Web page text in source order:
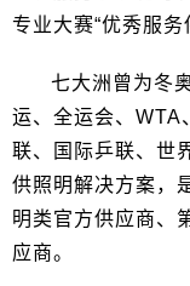
专业大赛“优秀服务
七大洲曾为冬
运、全运会、WTA
联、国际乒联、世
供照明解决方案，
明类官方供应商、
应商。